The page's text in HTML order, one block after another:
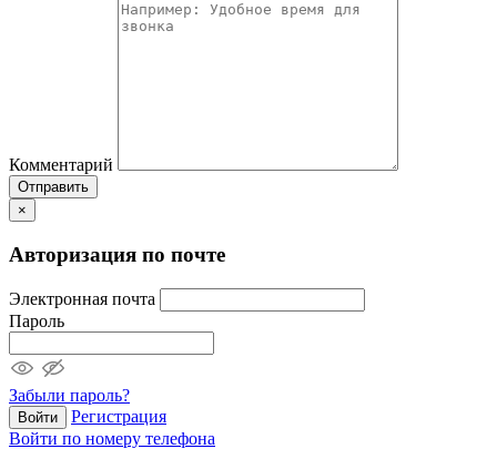
Комментарий
Отправить
×
Авторизация по почте
Электронная почта
Пароль
Забыли пароль?
Войти
Регистрация
Войти по номеру телефона